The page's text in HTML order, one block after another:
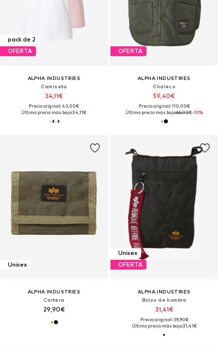
pack de 2
OFERTA
ALPHA INDUSTRIES
Camiseta
34,11€
Precio original: 43,00€
Último precio más bajo:34,11€
OFERTA
ALPHA INDUSTRIES
Chaleco
59,40€
Precio original: 110,00€
Último precio más bajo:66,00€-10%
Unisex
ALPHA INDUSTRIES
Cartera
29,90€
Unisex
OFERTA
ALPHA INDUSTRIES
Bolso de hombro
31,41€
Precio original: 39,90€
Último precio más bajo:31,41€